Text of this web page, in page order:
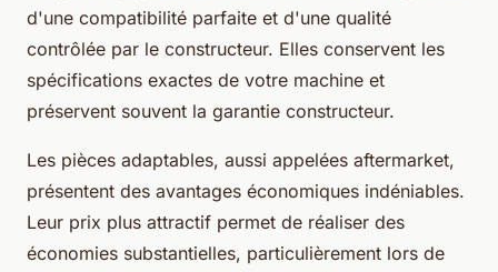
d'une compatibilité parfaite et d'une qualité
contrôlée par le constructeur. Elles conservent les
spécifications exactes de votre machine et
préservent souvent la garantie constructeur.
Les pièces adaptables, aussi appelées aftermarket,
présentent des avantages économiques indéniables.
Leur prix plus attractif permet de réaliser des
économies substantielles, particulièrement lors de